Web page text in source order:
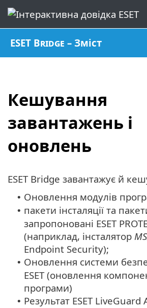
ESET Bridge – Зміст
Кешування
завантажень і
оновлень
ESET Bridge завантажує й
• Оновлення модулів
• пакети інсталяції та
запропоновані ESET
(наприклад, інсталятор
Endpoint Security);
• Оновлення системи
ESET (оновлення
програми)
• Результат ESET LiveGuard